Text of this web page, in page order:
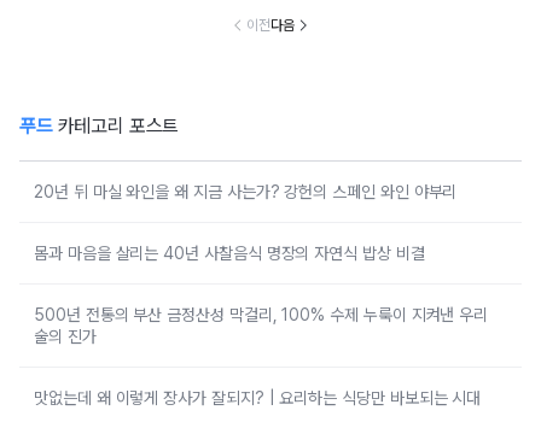
이전다음
푸드카테고리 포스트
20년 뒤 마실 와인을 왜 지금 사는가? 강헌의 스페인 와인 야부리
몸과 마음을 살리는 40년 사찰음식 명장의 자연식 밥상 비결
500년 전통의 부산 금정산성 막걸리, 100% 수제 누룩이 지켜낸 우리
술의 진가
맛없는데 왜 이렇게 장사가 잘되지? | 요리하는 식당만 바보되는 시대